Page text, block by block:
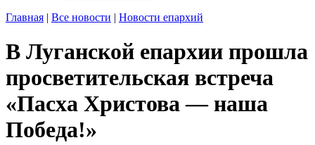
Главная | Все новости | Новости епархий
В Луганской епархии прошла
просветительская встреча
«Пасха Христова — наша
Победа!»